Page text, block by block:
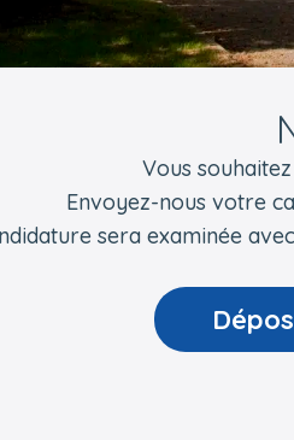
Vous
Envoyez-nous votre
sera examinée